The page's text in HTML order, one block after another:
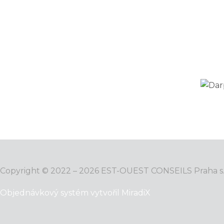
Copyright © 2022 – 2026 EST-OUEST CONSEILS Praha
Objednávkový systém vytvořil MiradiX